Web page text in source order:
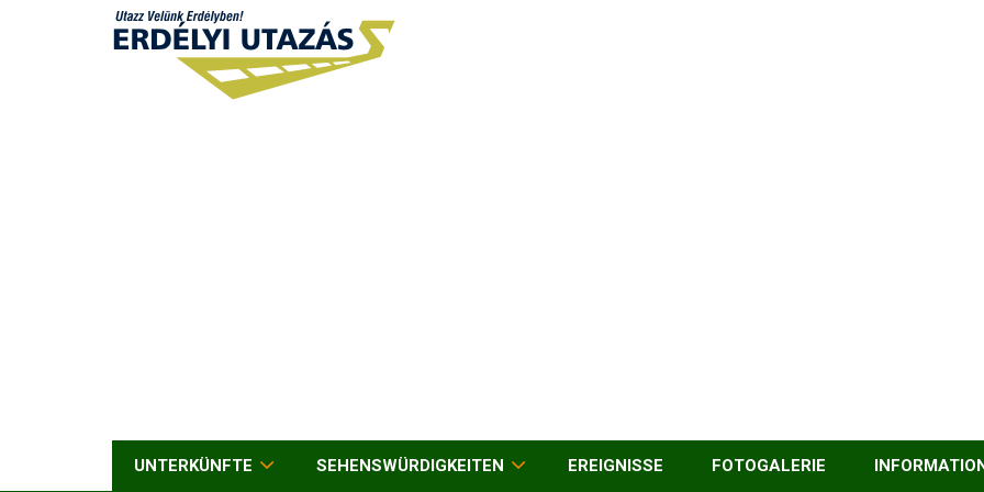
UNTERKÜNFTE SEHENSWÜRDIGKEITEN EREIGNISSE FOTOGALERIE